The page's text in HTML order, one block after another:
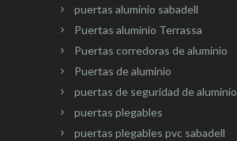
puertas aluminio sabadell
Puertas aluminio Terrassa
Puertas corredoras de aluminio
Puertas de aluminio
puertas de seguridad de aluminio
puertas plegables
puertas plegables pvc sabadell